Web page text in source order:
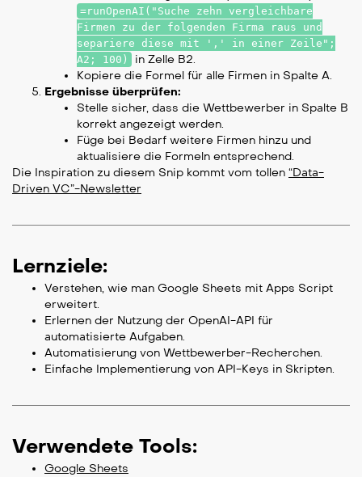
=runOpenAI("Suche zehn vergleichbare
Firmen zu der folgenden Firma raus und
separiere diese mit ',' in einer Zeile";
A2; 100)
in Zelle B2.
Kopiere die Formel für alle Firmen in Spalte A.
Ergebnisse überprüfen:
Stelle sicher, dass die Wettbewerber in Spalte B
korrekt angezeigt werden.
Füge bei Bedarf weitere Firmen hinzu und
aktualisiere die Formeln entsprechend.
Die Inspiration zu diesem Snip kommt vom tollen “Data-
Driven VC”-Newsletter
Lernziele:
Verstehen, wie man Google Sheets mit Apps Script
erweitert.
Erlernen der Nutzung der OpenAI-API für
automatisierte Aufgaben.
Automatisierung von Wettbewerber-Recherchen.
Einfache Implementierung von API-Keys in Skripten.
Verwendete Tools:
Google Sheets